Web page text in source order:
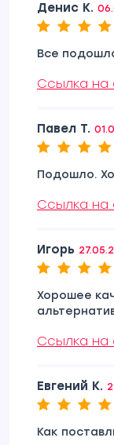
Денис К.
Все
Ссылка на
Павел Т.
Подошло.
Ссылка на
Игорь
Хорошее
Ссылка на
Евгений К.
Как